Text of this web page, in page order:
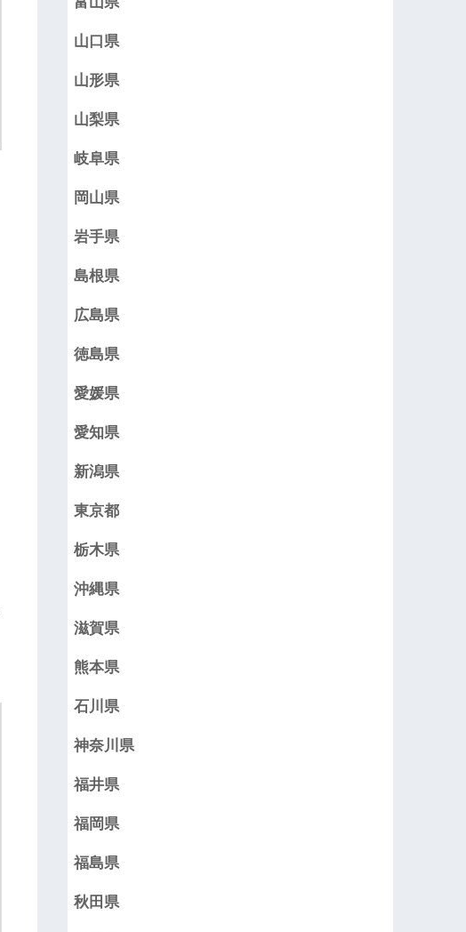
山口県
山形県
山梨県
岐阜県
岡山県
岩手県
島根県
広島県
徳島県
愛媛県
愛知県
新潟県
東京都
栃木県
沖縄県
滋賀県
熊本県
石川県
神奈川県
福井県
福岡県
福島県
秋田県